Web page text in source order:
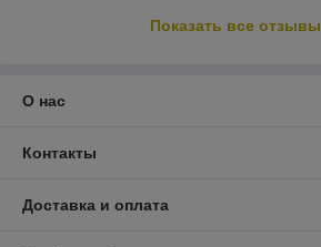
Показать все отзывы
О нас
Контакты
Доставка и оплата